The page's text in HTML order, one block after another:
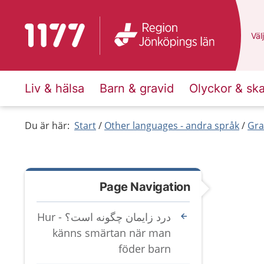
To start page for 1177 Du
Välj
Liv & hälsa Barn & gravid Olyckor &
Du är här: Start Other languages - andra språk
Page Navigation
درد زایمان چگونه است؟ - Hur
känns smärtan när man
föder barn